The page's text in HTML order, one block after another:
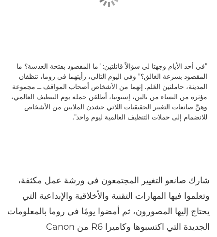
"في أحد الأيام وجهتا لي سؤالاً قائلتين: "ما المقصود بفتحة العدسة؟ ما
المقصود بسرعة الغالق؟" وفي اليوم التالي، رأيتهما في روما، تنظفان
المدينة، حاملتين العَلم. إنهما من الأشخاص أصحاب المواقف ــ مجموعة
مؤثرة من النساء من تالين، إستونيا، أطلقن حملة يوم التنظيف العالمي،
وهنَّ صانعات التغيير الحقيقيات اللاتي حشدن الملايين من الأشخاص
للانضمام إلى حملات التنظيف العالمية ليوم واحد".
شارك صانعو التغيير المجتمعون في ورشة عمل مكثفة،
وتعلموا فيها المهارات التقنية والأخلاقية والإبداعية التي
يحتاج إليها المصورون، ثم أمضوا يومًا في روما بالمعلومات
الجديدة التي اكتسبوها وكاميرا R6 من Canon